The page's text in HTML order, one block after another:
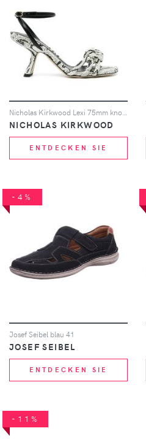
NICHOLAS KIRKWOOD
ENTDECKEN SIE
-4%
Josef Seibel blau 41
JOSEF SEIBEL
ENTDECKEN SIE
-11%